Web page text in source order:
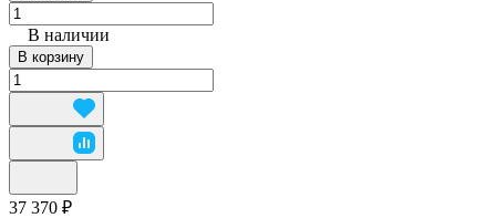
В наличии
В корзину
37 370 ₽